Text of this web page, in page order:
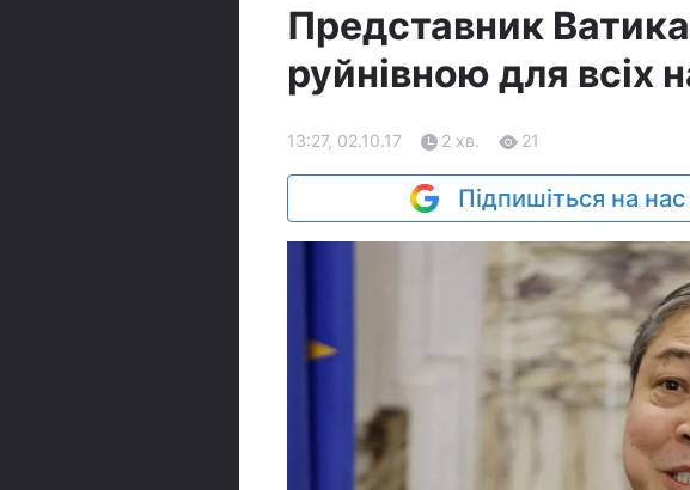
Представник
руйнівною для всіх
13:27, 02.10.17 2 хв. 21
Підпишіться на